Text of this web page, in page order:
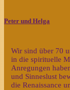
Peter und Helga
Wir sind über 70
in die spirituelle
Anregungen
und Sinneslust
die Renaissance